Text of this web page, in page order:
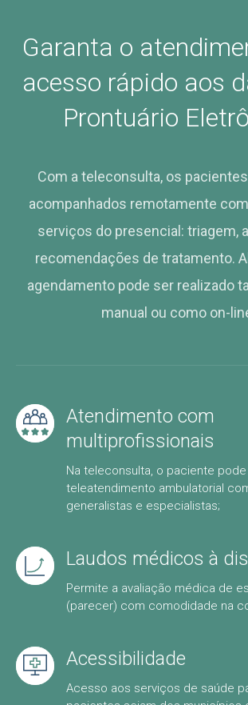
Garanta o
acesso rápido aos
Prontuário
Com a teleconsulta, os
acompanhados remotamente
serviços do presencial: triagem,
recomendações de tratamento.
agendamento pode ser realizado
manual ou como on-
Atendimento com
multiprofissionais
Na teleconsulta, o paciente
teleatendimento ambulatorial
generalistas e especialistas;
Laudos médicos à
Permite a avaliação médica de
(parecer) com comodidade na
Acessibilidade
Acesso aos serviços de saúde